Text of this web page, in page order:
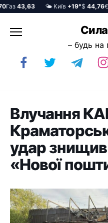
43,63 🌤️ Київ+19°$44,76€
до
– будь на
Влучання
удар знищив
«Нової